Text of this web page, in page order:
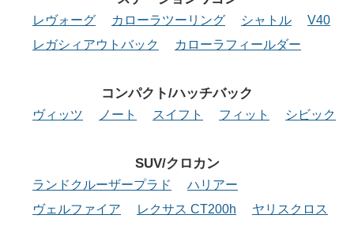
レヴォーグ カローラツーリング シャトル
V40
レガシィアウトバック
カローラフィールダー
コンパクト/ハッチバック
ヴィッツ ノート スイフト フィット シビック
SUV/クロカン
ランドクルーザープラド
ハリアー
ヴェルファイア
レクサス CT200h
ヤリスクロス